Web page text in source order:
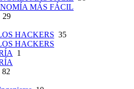
MÁS FÁCIL
29
HACKERS 35
HACKERS
1
82